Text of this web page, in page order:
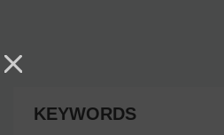
KEYWORDS